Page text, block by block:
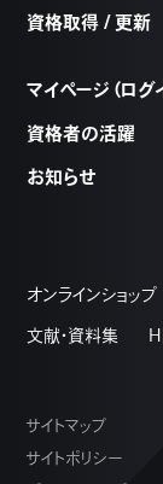
資格取得 / 更新
マイページ（ログ
資格者の活躍
お知らせ
オンラインショップ
文献・資料集
サイトマップ
サイトポリシー